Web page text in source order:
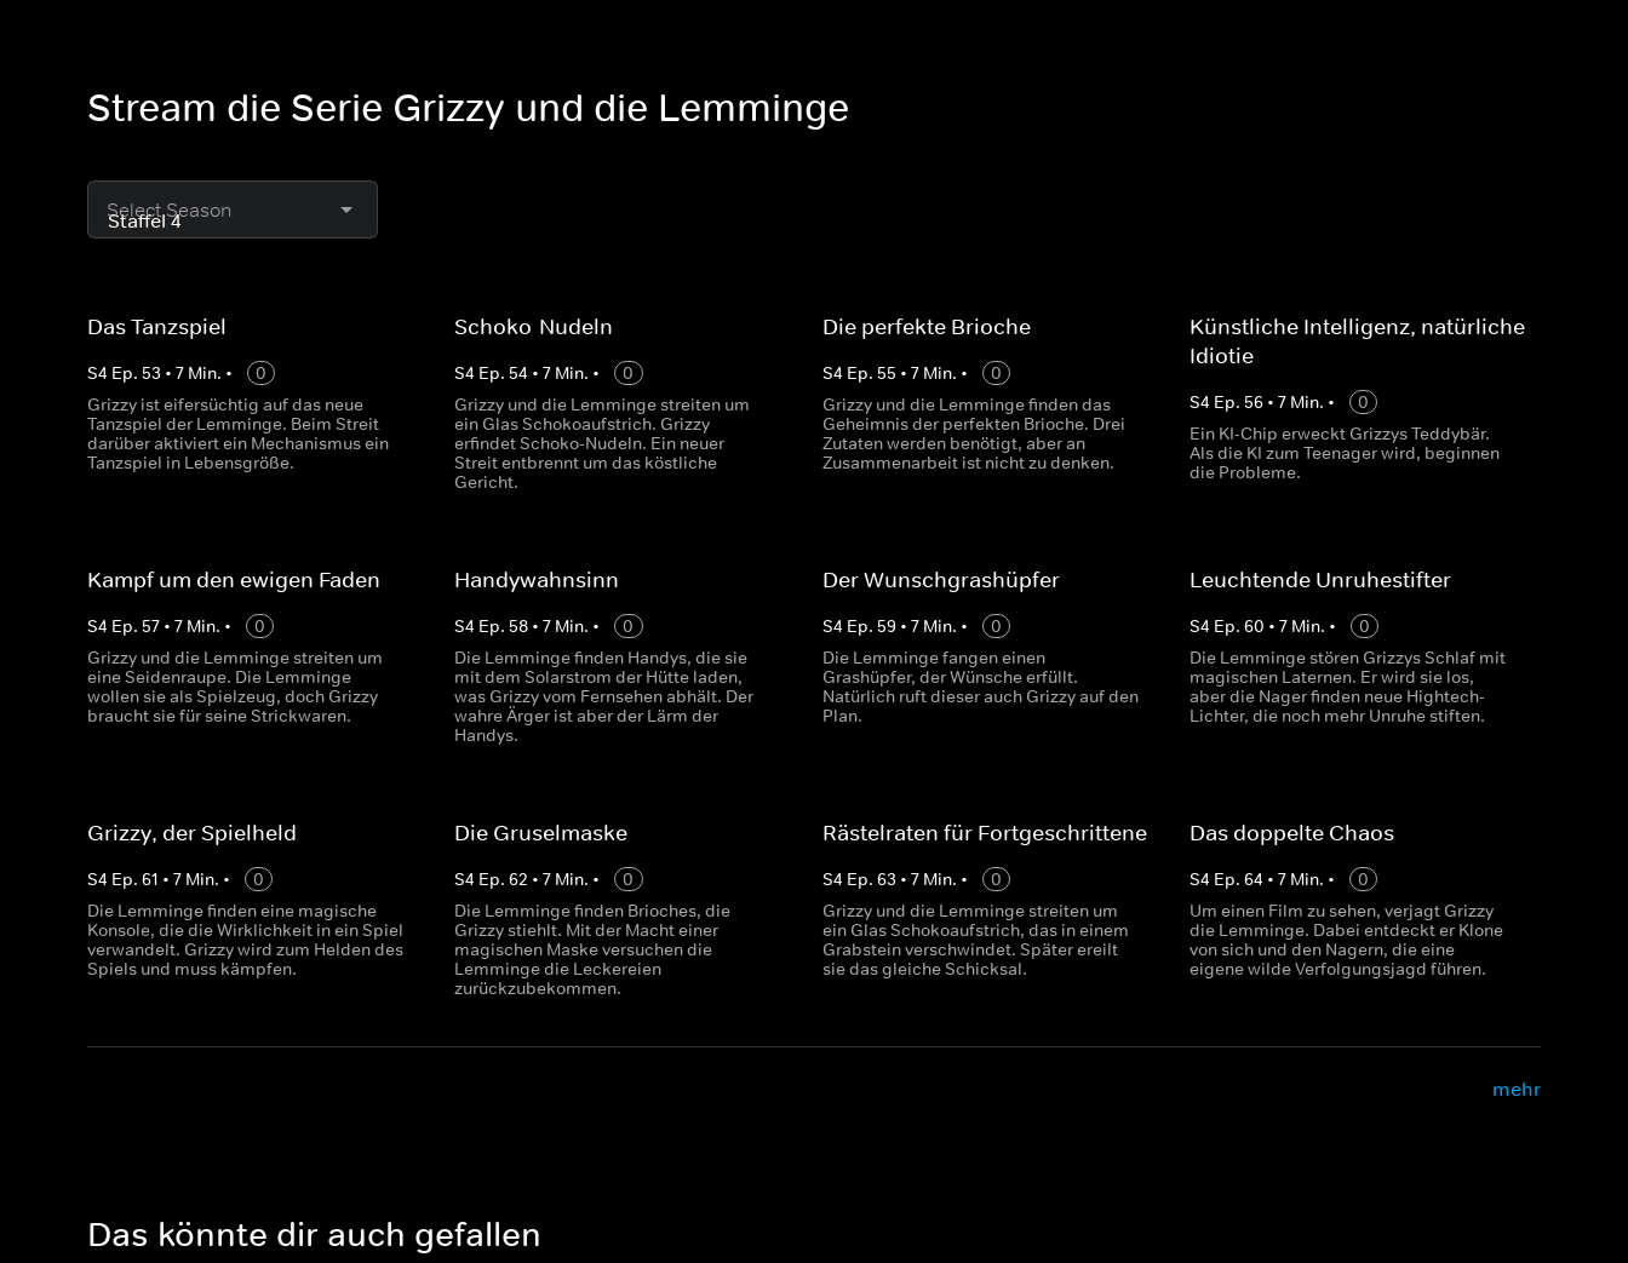
Stream die Serie Grizzy und die Lemminge
Select Season
Das Tanzspiel
S4 Ep. 53 • 7 Min. •
0
Grizzy ist eifersüchtig auf das neue
Tanzspiel der Lemminge. Beim Streit
darüber aktiviert ein Mechanismus ein
Tanzspiel in Lebensgröße.
Schoko-Nudeln
S4 Ep. 54 •7 Min. •
0
Grizzy und die Lemminge streiten um
ein Glas Schokoaufstrich. Grizzy
erfindet Schoko-Nudeln. Ein neuer
Streit entbrennt um das köstliche
Gericht.
Die perfekte Brioche
S4 Ep. 55 • 7Min. •
0
Grizzy und die Lemminge finden das
Geheimnis der perfekten Brioche. Drei
Zutaten werden benötigt, aber an
Zusammenarbeit ist nicht zu denken.
Künstliche Intelligenz, natürliche
Idiotie
S4 Ep. 56• 7Min. •
0
Ein KI-Chip erweckt Grizzys Teddybär.
Als die KI zum Teenager wird, beginnen
die Probleme.
Kampf um den ewigen Faden
S4 Ep. 57 • 7 Min. •
0
Grizzy und die Lemminge streiten um
eine Seidenraupe. Die Lemminge
wollen sie als Spielzeug, doch Grizzy
braucht sie für seine Strickwaren.
Handywahnsinn
S4 Ep. 58 •7 Min. •
0
Die Lemminge finden Handys, die sie
mit dem Solarstrom der Hütte laden,
was Grizzy vom Fernsehen abhält. Der
wahre Ärger ist aber der Lärm der
Handys.
Der Wunschgrashüpfer
S4 Ep. 59• 7Min. •
0
Die Lemminge fangen einen
Grashüpfer, der Wünsche erfüllt.
Natürlich ruft dieser auch Grizzy auf den
Plan.
Leuchtende Unruhestifter
S4 Ep. 60 • 7Min. •
0
Die Lemminge stören Grizzys Schlaf mit
magischen Laternen. Er wird sie los,
aber die Nager finden neue Hightech-
Lichter, die noch mehr Unruhe stiften.
Grizzy, der Spielheld
S4 Ep. 61 • 7 Min. •
0
Die Lemminge finden eine magische
Konsole, die die Wirklichkeit in ein Spiel
verwandelt. Grizzy wird zum Helden des
Spiels und muss kämpfen.
Die Gruselmaske
S4 Ep.62 •7 Min. •
0
Die Lemminge finden Brioches, die
Grizzy stiehlt. Mit der Macht einer
magischen Maske versuchen die
Lemminge die Leckereien
zurückzubekommen.
Rästelraten für Fortgeschrittene
S4 Ep. 63 • 7Min. •
0
Grizzy und die Lemminge streiten um
ein Glas Schokoaufstrich, das in einem
Grabstein verschwindet. Später ereilt
sie das gleiche Schicksal.
Das doppelte Chaos
S4 Ep. 64 • 7Min. •
0
Um einen Film zu sehen, verjagt Grizzy
die Lemminge. Dabei entdeckt er Klone
von sich und den Nagern, die eine
eigene wilde Verfolgungsjagd führen.
mehr
Das könnte dir auch gefallen